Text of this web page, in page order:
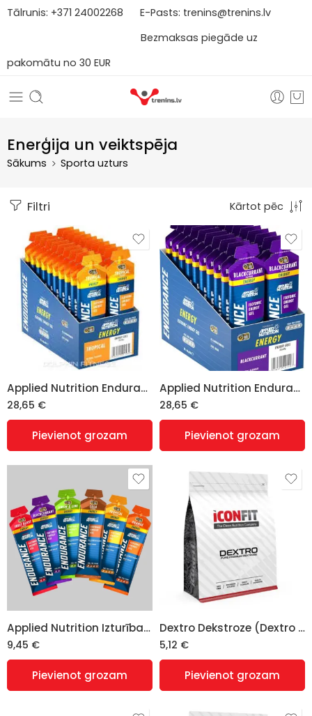
Tālrunis: +371 24002268 E-Pasts: trenins@trenins.lv
Bezmaksas piegāde uz
pakomātu no 30 EUR
Enerģija un veiktspēja
Sākums Sporta uzturs
Filtri Kārtot pēc
Applied Nutrition Endurance Sprint izotoniskais enerģijas gels (Isotonic Energy Gel) + kofeīns, tropical – 20 x 60 gr
28,65 €
Pievienot grozam
Applied Nutrition Endurance Sprint izotoniskais enerģijas gels (Isotonic Energy Gel) + kofeīns, upeņu – 20 x 60 gr
28,65 €
Pievienot grozam
Applied Nutrition Izturības izotoniskais enerģijas gels (Endurance Isotonic Energy Gel), dažādas garšas – 6 x 60gr
9,45 €
Pievienot grozam
Dextro Dekstroze (Dextro Dextrose) (1KG), ICONFIT
5,12 €
Pievienot grozam